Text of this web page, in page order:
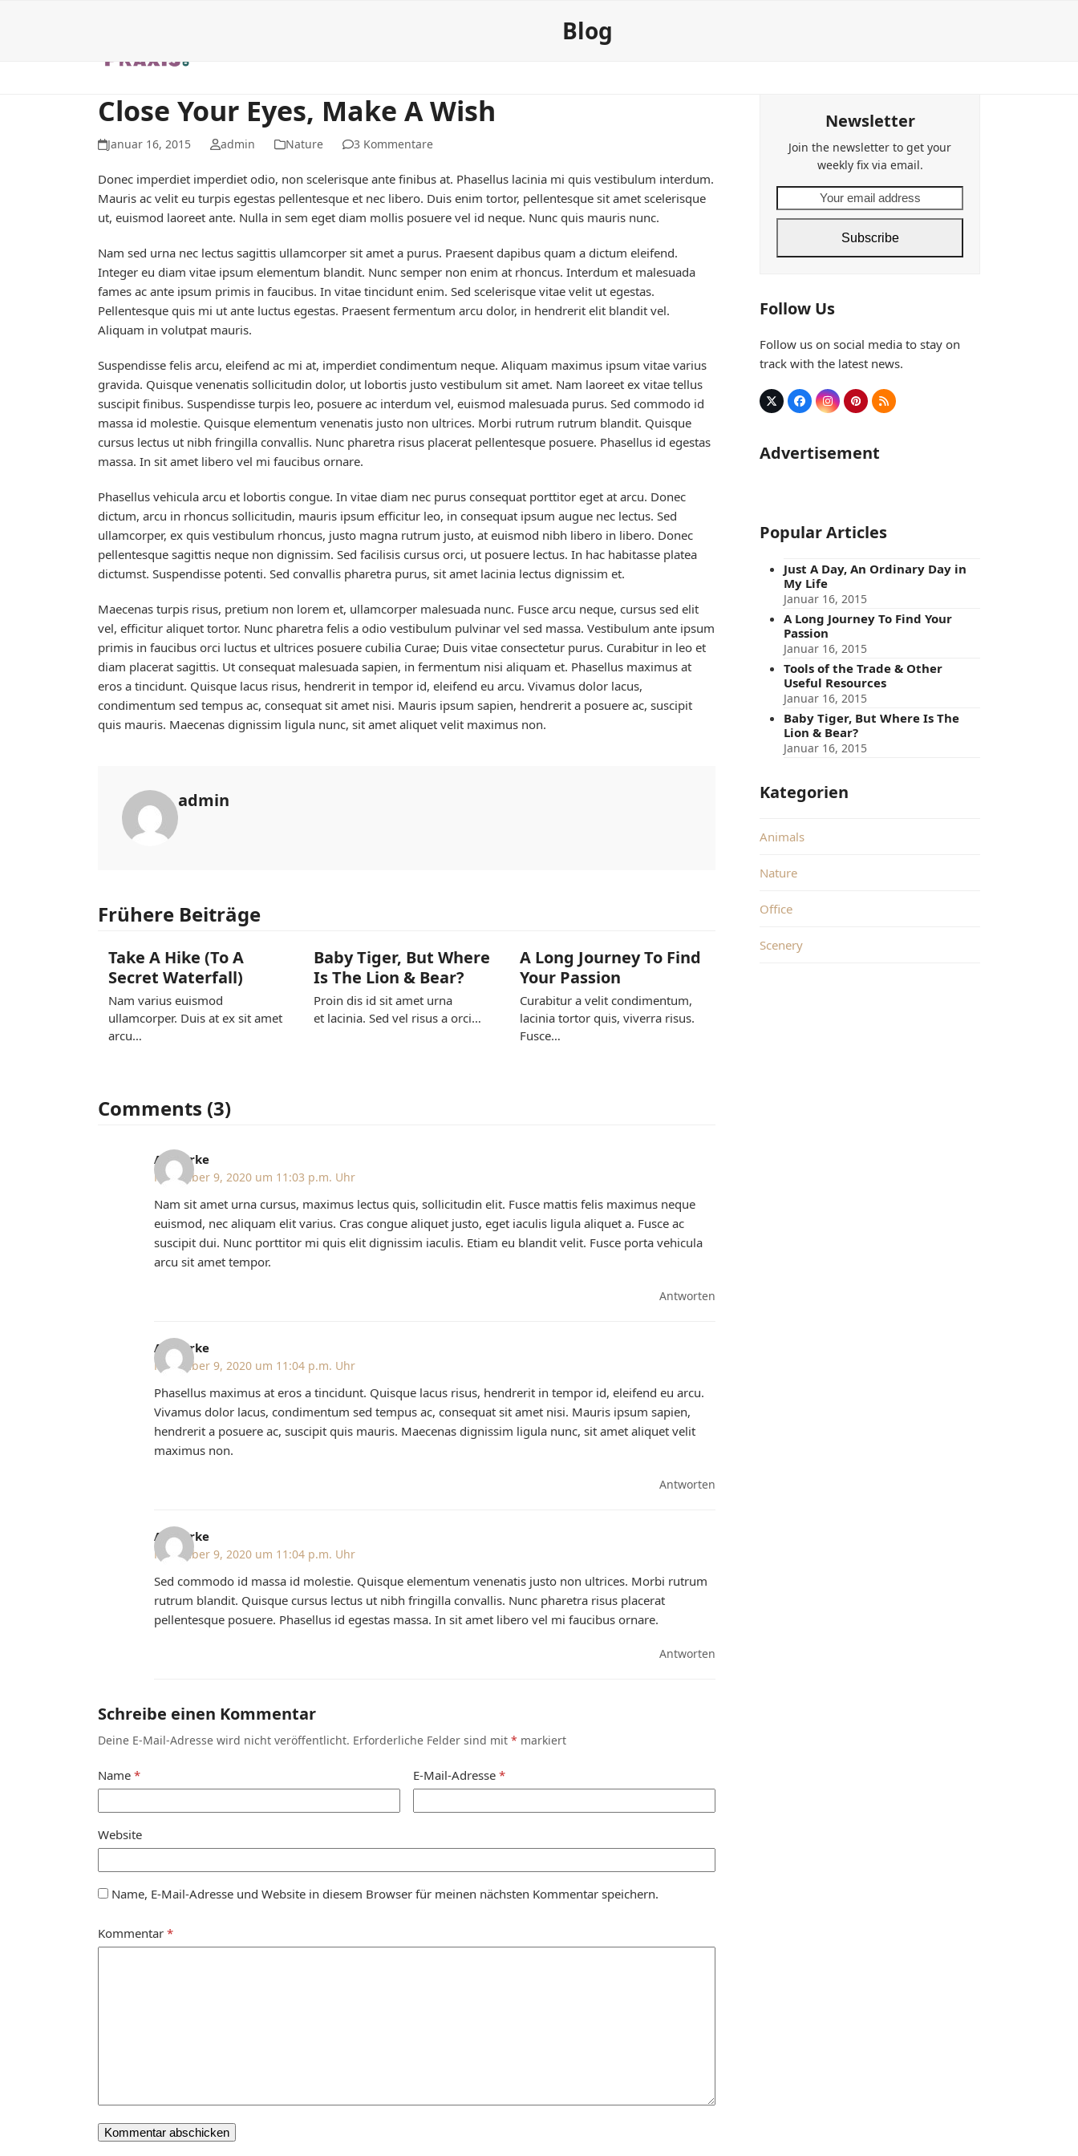
Blog
Close Your Eyes, Make A Wish
Januar 16, 2015 admin Nature 3 Kommentare
Donec imperdiet imperdiet odio, non scelerisque ante finibus at. Phasellus lacinia mi quis vestibulum interdum.
Mauris ac velit eu turpis egestas pellentesque et nec libero. Duis enim tortor, pellentesque sit amet scelerisque
ut, euismod laoreet ante. Nulla in sem eget diam mollis posuere vel id neque. Nunc quis mauris nunc.
Nam sed urna nec lectus sagittis ullamcorper sit amet a purus. Praesent dapibus quam a dictum eleifend.
Integer eu diam vitae ipsum elementum blandit. Nunc semper non enim at rhoncus. Interdum et malesuada
fames ac ante ipsum primis in faucibus. In vitae tincidunt enim. Sed scelerisque vitae velit ut egestas.
Pellentesque quis mi ut ante luctus egestas. Praesent fermentum arcu dolor, in hendrerit elit blandit vel.
Aliquam in volutpat mauris.
Suspendisse felis arcu, eleifend ac mi at, imperdiet condimentum neque. Aliquam maximus ipsum vitae varius
gravida. Quisque venenatis sollicitudin dolor, ut lobortis justo vestibulum sit amet. Nam laoreet ex vitae tellus
suscipit finibus. Suspendisse turpis leo, posuere ac interdum vel, euismod malesuada purus. Sed commodo id
massa id molestie. Quisque elementum venenatis justo non ultrices. Morbi rutrum rutrum blandit. Quisque
cursus lectus ut nibh fringilla convallis. Nunc pharetra risus placerat pellentesque posuere. Phasellus id egestas
massa. In sit amet libero vel mi faucibus ornare.
Phasellus vehicula arcu et lobortis congue. In vitae diam nec purus consequat porttitor eget at arcu. Donec
dictum, arcu in rhoncus sollicitudin, mauris ipsum efficitur leo, in consequat ipsum augue nec lectus. Sed
ullamcorper, ex quis vestibulum rhoncus, justo magna rutrum justo, at euismod nibh libero in libero. Donec
pellentesque sagittis neque non dignissim. Sed facilisis cursus orci, ut posuere lectus. In hac habitasse platea
dictumst. Suspendisse potenti. Sed convallis pharetra purus, sit amet lacinia lectus dignissim et.
Maecenas turpis risus, pretium non lorem et, ullamcorper malesuada nunc. Fusce arcu neque, cursus sed elit
vel, efficitur aliquet tortor. Nunc pharetra felis a odio vestibulum pulvinar vel sed massa. Vestibulum ante ipsum
primis in faucibus orci luctus et ultrices posuere cubilia Curae; Duis vitae consectetur purus. Curabitur in leo et
diam placerat sagittis. Ut consequat malesuada sapien, in fermentum nisi aliquam et. Phasellus maximus at
eros a tincidunt. Quisque lacus risus, hendrerit in tempor id, eleifend eu arcu. Vivamus dolor lacus,
condimentum sed tempus ac, consequat sit amet nisi. Mauris ipsum sapien, hendrerit a posuere ac, suscipit
quis mauris. Maecenas dignissim ligula nunc, sit amet aliquet velit maximus non.
admin
Frühere Beiträge
Take A Hike (To A
Secret Waterfall)
Nam varius euismod
ullamcorper. Duis at ex sit amet
arcu…
Baby Tiger, But Where
Is The Lion & Bear?
Proin dis id sit amet urna
et lacinia. Sed vel risus a orci…
A Long Journey To Find
Your Passion
Curabitur a velit condimentum,
lacinia tortor quis, viverra risus.
Fusce…
Comments (3)
AJ Clarke
November 9, 2020 um 11:03 p.m. Uhr
Nam sit amet urna cursus, maximus lectus quis, sollicitudin elit. Fusce mattis felis maximus neque
euismod, nec aliquam elit varius. Cras congue aliquet justo, eget iaculis ligula aliquet a. Fusce ac
suscipit dui. Nunc porttitor mi quis elit dignissim iaculis. Etiam eu blandit velit. Fusce porta vehicula
arcu sit amet tempor.
Antworten
AJ Clarke
November 9, 2020 um 11:04 p.m. Uhr
Phasellus maximus at eros a tincidunt. Quisque lacus risus, hendrerit in tempor id, eleifend eu arcu.
Vivamus dolor lacus, condimentum sed tempus ac, consequat sit amet nisi. Mauris ipsum sapien,
hendrerit a posuere ac, suscipit quis mauris. Maecenas dignissim ligula nunc, sit amet aliquet velit
maximus non.
Antworten
AJ Clarke
November 9, 2020 um 11:04 p.m. Uhr
Sed commodo id massa id molestie. Quisque elementum venenatis justo non ultrices. Morbi rutrum
rutrum blandit. Quisque cursus lectus ut nibh fringilla convallis. Nunc pharetra risus placerat
pellentesque posuere. Phasellus id egestas massa. In sit amet libero vel mi faucibus ornare.
Antworten
Schreibe einen Kommentar
Deine E-Mail-Adresse wird nicht veröffentlicht. Erforderliche Felder sind mit * markiert
Name * E-Mail-Adresse *
Website
Name, E-Mail-Adresse und Website in diesem Browser für meinen nächsten Kommentar speichern.
Kommentar *
Newsletter
Join the newsletter to get your
weekly fix via email.
email
Subscribe
Follow Us
Follow us on social media to stay on
track with the latest news.
Twitter
(deprecated)
FacebookInstagram
Pinterest
RSS
Advertisement
Popular Articles
Just A Day, An Ordinary Day in
My Life
Januar 16, 2015
A Long Journey To Find Your
Passion
Januar 16, 2015
Tools of the Trade & Other
Useful Resources
Januar 16, 2015
Baby Tiger, But Where Is The
Lion & Bear?
Januar 16, 2015
Kategorien
Animals
Nature
Office
Scenery